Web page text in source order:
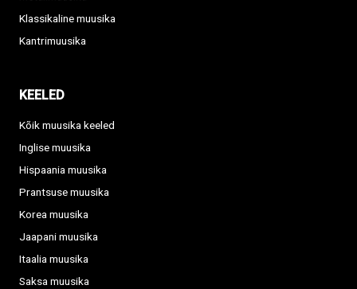
Klassikaline muusika
Kantrimuusika
KEELED
Kõik muusika keeled
Inglise muusika
Hispaania muusika
Prantsuse muusika
Korea muusika
Jaapani muusika
Itaalia muusika
Saksa muusika